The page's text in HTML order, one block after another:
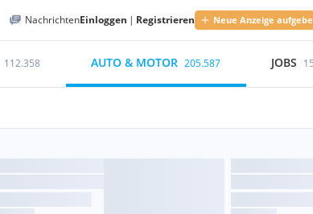
NachrichtenEinloggen | Registrieren Neue Anzeige
112.358 AUTO & MOTOR 205.587 JOBS